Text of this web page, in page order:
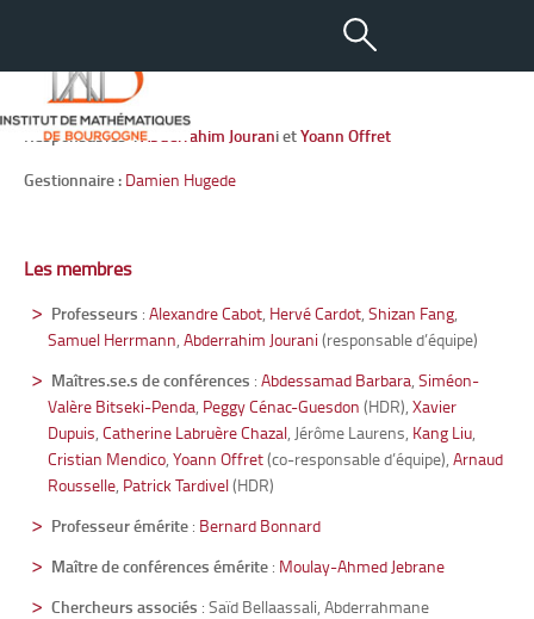
Statistique, Probabilités,
Optimisation et Contrôle
Responsables :Abderrahim Jourani etYoann Offret
Gestionnaire : Damien Hugede
Les membres
Professeurs : Alexandre Cabot, Hervé Cardot, Shizan Fang,
Samuel Herrmann, Abderrahim Jourani (responsable d’équipe)
Maîtres.se.s de conférences : Abdessamad Barbara, Siméon-
Valère Bitseki-Penda, Peggy Cénac-Guesdon (HDR), Xavier
Dupuis, Catherine Labruère Chazal, Jérôme Laurens, Kang Liu,
Cristian Mendico, Yoann Offret(co-responsable d’équipe), Arnaud
Rousselle, Patrick Tardivel(HDR)
Professeur émérite : Bernard Bonnard
Maître de conférences émérite : Moulay-Ahmed Jebrane
Chercheurs associés : Saïd Bellaassali, Abderrahmane